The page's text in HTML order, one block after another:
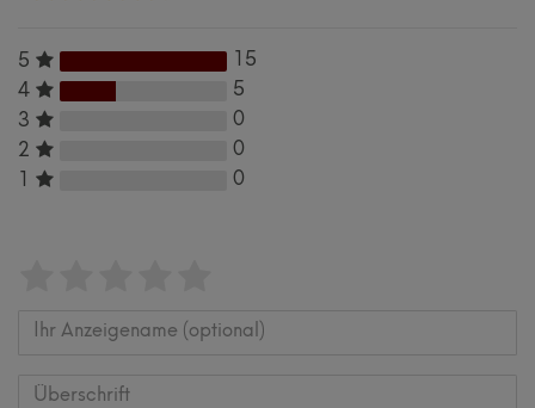
5
15
4
5
3
0
2
0
1
0
von
von
von
von
von
Anzeigename